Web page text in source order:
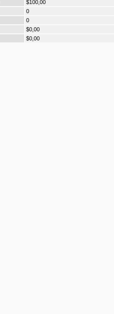
$100,00
0
0
$0,00
$0,00